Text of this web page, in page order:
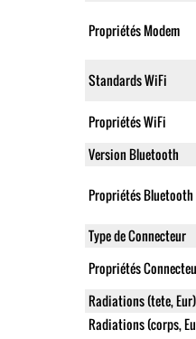
Propriétés Modem
Standards WiFi
Propriétés WiFi
Version Bluetooth
Propriétés Bluetooth
Type de Connecteur
Propriétés
Radiations (tete, Eur)
Radiations (corps,